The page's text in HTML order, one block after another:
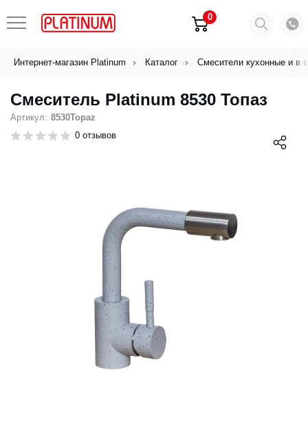
0
Интернет-магазин Platinum Каталог Смесители кухонные и в
Смеситель Platinum 8530 Топаз
Артикул: 8530Topaz
0 отзывов